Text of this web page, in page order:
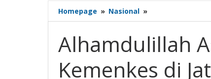
Homepage » Nasional »
Assessment
Kemenkes
Jatim
Alhamdulillah
Kemenkes di